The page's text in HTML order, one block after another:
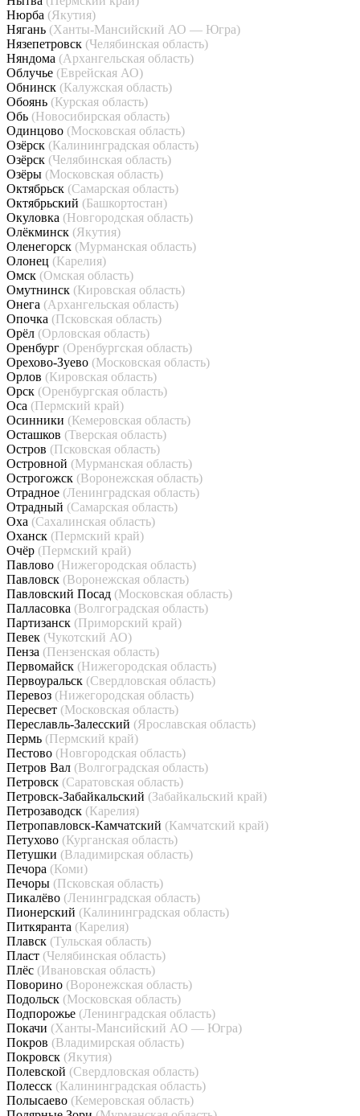
Нюрба (Якутия)
Нягань (Ханты-Мансийский АО — Югра)
Нязепетровск (Челябинская область)
Няндома (Архангельская область)
Облучье (Еврейская АО)
Обнинск (Калужская область)
Обоянь (Курская область)
Обь (Новосибирская область)
Одинцово (Московская область)
Озёрск (Калининградская область)
Озёрск (Челябинская область)
Озёры (Московская область)
Октябрьск (Самарская область)
Октябрьский (Башкортостан)
Окуловка (Новгородская область)
Олёкминск (Якутия)
Оленегорск (Мурманская область)
Олонец (Карелия)
Омск (Омская область)
Омутнинск (Кировская область)
Онега (Архангельская область)
Опочка (Псковская область)
Орёл (Орловская область)
Оренбург (Оренбургская область)
Орехово-Зуево (Московская область)
Орлов (Кировская область)
Орск (Оренбургская область)
Оса (Пермский край)
Осинники (Кемеровская область)
Осташков (Тверская область)
Остров (Псковская область)
Островной (Мурманская область)
Острогожск (Воронежская область)
Отрадное (Ленинградская область)
Отрадный (Самарская область)
Оха (Сахалинская область)
Оханск (Пермский край)
Очёр (Пермский край)
Павлово (Нижегородская область)
Павловск (Воронежская область)
Павловский Посад (Московская область)
Палласовка (Волгоградская область)
Партизанск (Приморский край)
Певек (Чукотский АО)
Пенза (Пензенская область)
Первомайск (Нижегородская область)
Первоуральск (Свердловская область)
Перевоз (Нижегородская область)
Пересвет (Московская область)
Переславль-Залесский (Ярославская область)
Пермь (Пермский край)
Пестово (Новгородская область)
Петров Вал (Волгоградская область)
Петровск (Саратовская область)
Петровск-Забайкальский (Забайкальский край)
Петрозаводск (Карелия)
Петропавловск-Камчатский (Камчатский край)
Петухово (Курганская область)
Петушки (Владимирская область)
Печора (Коми)
Печоры (Псковская область)
Пикалёво (Ленинградская область)
Пионерский (Калининградская область)
Питкяранта (Карелия)
Плавск (Тульская область)
Пласт (Челябинская область)
Плёс (Ивановская область)
Поворино (Воронежская область)
Подольск (Московская область)
Подпорожье (Ленинградская область)
Покачи (Ханты-Мансийский АО — Югра)
Покров (Владимирская область)
Покровск (Якутия)
Полевской (Свердловская область)
Полесск (Калининградская область)
Полысаево (Кемеровская область)